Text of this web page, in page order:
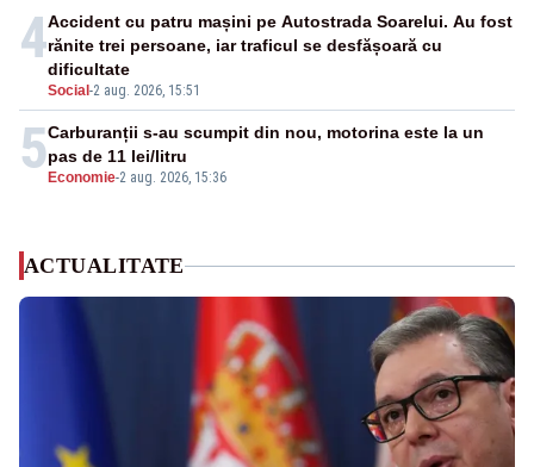
4
Social -2 aug. 2026, 15:51
Accident cu patru mașini pe Autostrada Soarelui. Au fost
rănite trei persoane, iar traficul se desfășoară cu
dificultate
5 Economie-2 aug. 2026, 15:36
Carburanții s-au scumpit din nou, motorina este la un
pas de 11 lei/litru
ACTUALITATE